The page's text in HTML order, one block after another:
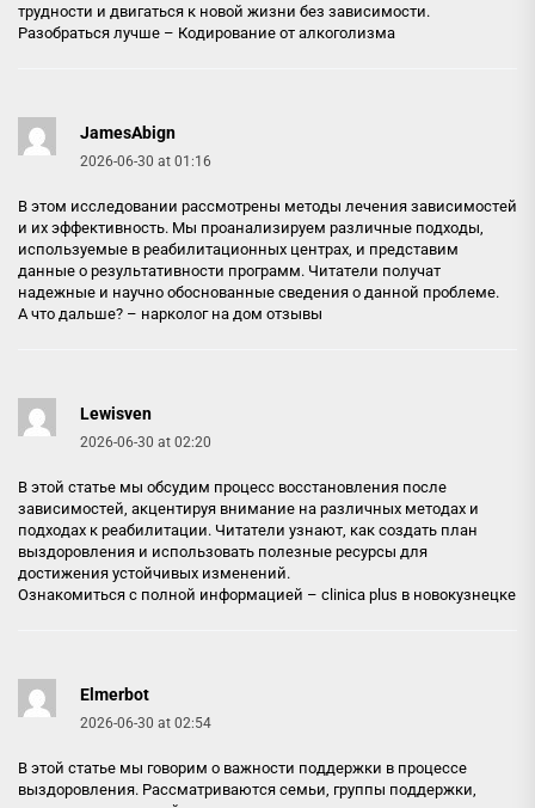
трудности и двигаться к новой жизни без зависимости.
Разобраться лучше – Кодирование от алкоголизма
JamesAbign
2026-06-30 at 01:16
В этом исследовании рассмотрены методы лечения зависимостей
и их эффективность. Мы проанализируем различные подходы,
используемые в реабилитационных центрах, и представим
данные о результативности программ. Читатели получат
надежные и научно обоснованные сведения о данной проблеме.
А что дальше? – нарколог на дом отзывы
Lewisven
2026-06-30 at 02:20
В этой статье мы обсудим процесс восстановления после
зависимостей, акцентируя внимание на различных методах и
подходах к реабилитации. Читатели узнают, как создать план
выздоровления и использовать полезные ресурсы для
достижения устойчивых изменений.
Ознакомиться с полной информацией – clinica plus в новокузнецке
Elmerbot
2026-06-30 at 02:54
В этой статье мы говорим о важности поддержки в процессе
выздоровления. Рассматриваются семьи, группы поддержки,